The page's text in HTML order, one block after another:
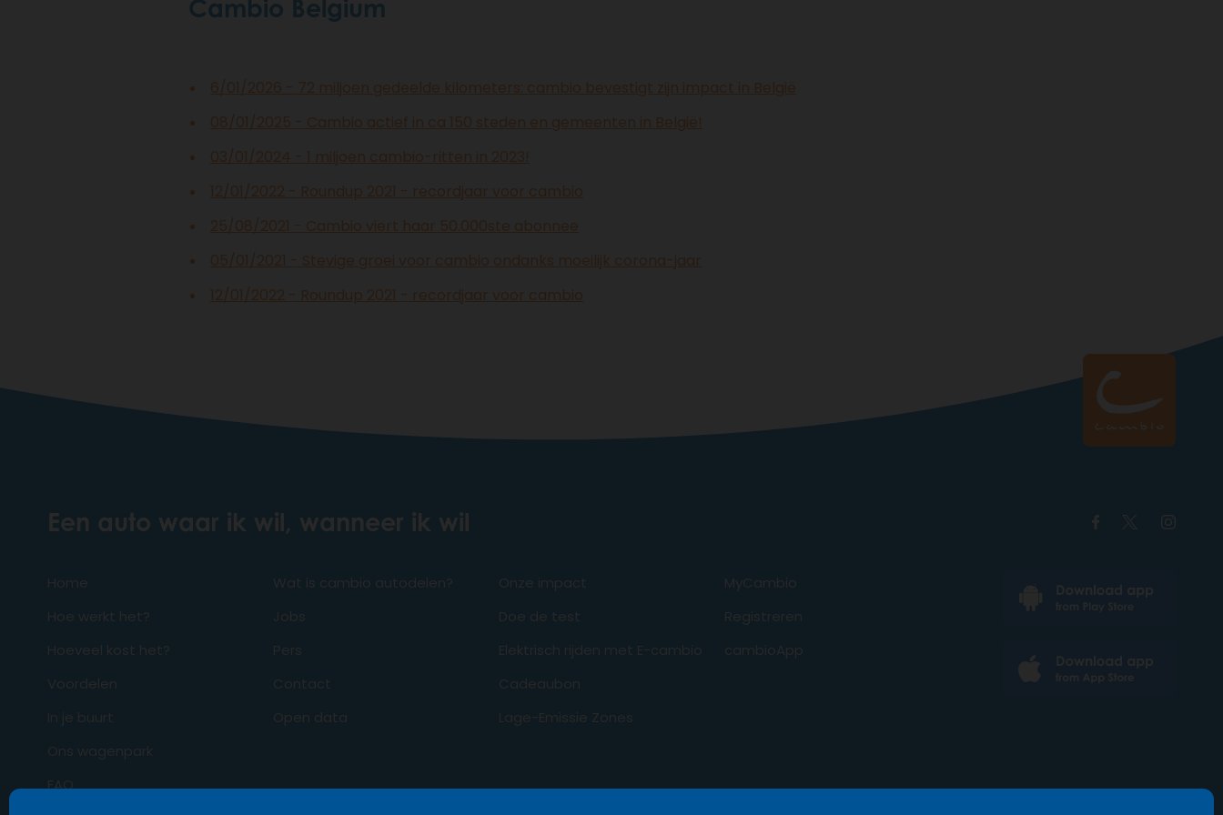
Cambio Belgium
6/01/2026 - 72 miljoen gedeelde kilometers: cambio bevestigt zijn impact in België
08/01/2025 - Cambio actief in ca 150 steden en gemeenten in België!
03/01/2024 - 1 miljoen cambio-ritten in 2023!
12/01/2022 - Roundup 2021 - recordjaar voor cambio
25/08/2021 - Cambio viert haar 50.000ste abonnee
05/01/2021 - Stevige groei voor cambio ondanks moeilijk corona-jaar
12/01/2022 - Roundup 2021 - recordjaar voor cambio
Een auto waar ik wil, wanneer ik wil
Home
Hoe werkt het?
Hoeveel kost het?
Voordelen
In je buurt
Ons wagenpark
FAQ
Wat is cambio autodelen?
Jobs
Pers
Contact
Open data
Onze impact
Doe de test
Elektrisch rijden met E-cambio
Cadeaubon
Lage-Emissie Zones
MyCambio
Registreren
cambioApp